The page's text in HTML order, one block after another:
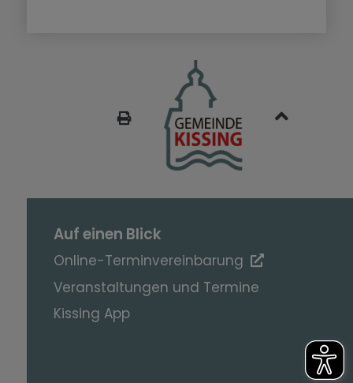
Auf einen Blick
Online-Terminvereinbarung
Veranstaltungen und Termine
Kissing App